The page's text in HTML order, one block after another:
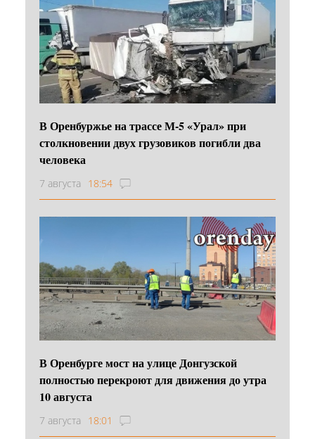
В Оренбуржье на трассе М-5 «Урал» при
столкновении двух грузовиков погибли два
человека
7 августа 18:54
В Оренбурге мост на улице Донгузской
полностью перекроют для движения до утра
10 августа
7 августа 18:01